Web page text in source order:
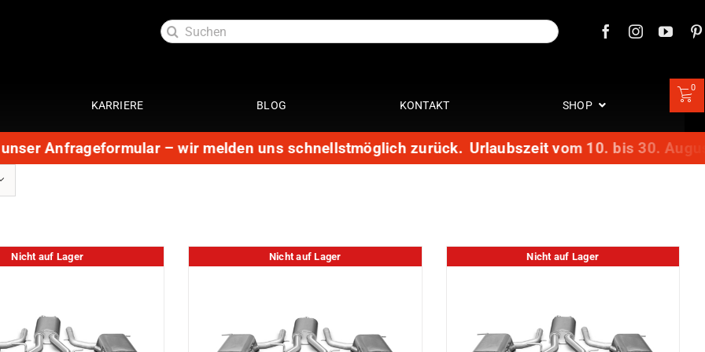
Suche
nach:
Elektrik
Reparatur
Restauration
KARRIERE BLOG KONTAKT SHOP
0
Anfrageformular – wir melden uns schnellstmöglich zurück. Urlaubszeit vom 10. bis 30.
Nicht auf Lager Nicht auf Lager Nicht auf Lager